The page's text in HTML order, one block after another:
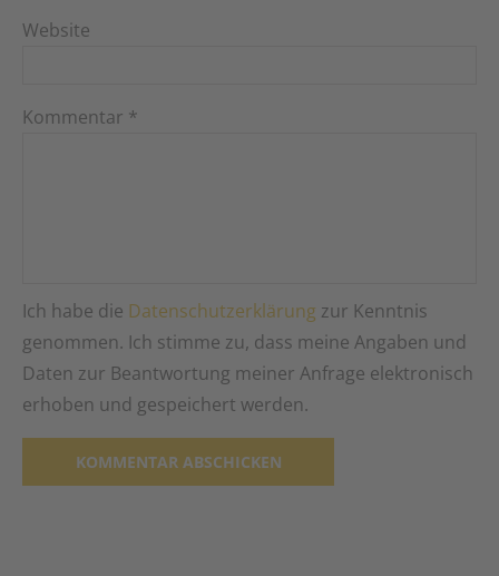
Website
Kommentar *
Ich habe die Datenschutzerklärung zur Kenntnis
genommen. Ich stimme zu, dass meine Angaben und
Daten zur Beantwortung meiner Anfrage elektronisch
erhoben und gespeichert werden.